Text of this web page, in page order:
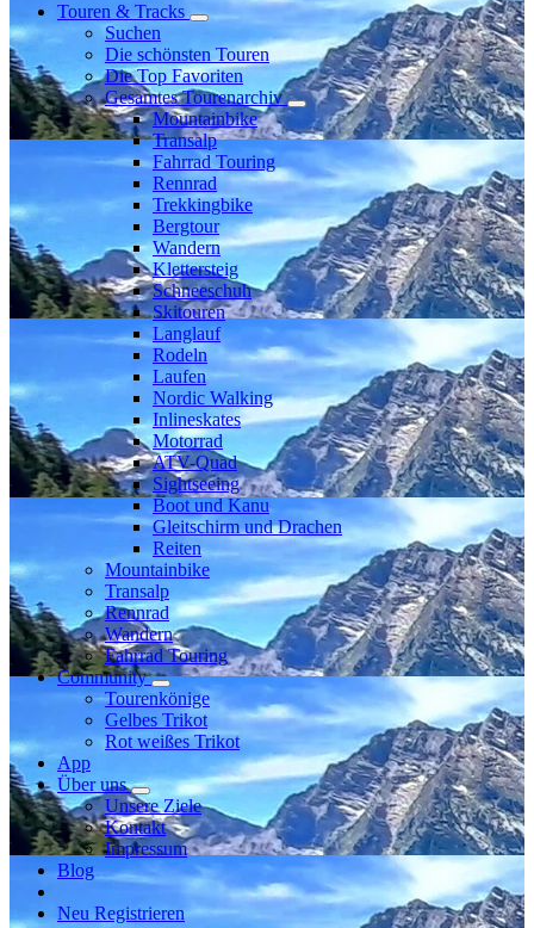
Touren & Tracks
Suchen
Die schönsten Touren
Die Top Favoriten
Gesamtes Tourenarchiv
Mountainbike
Transalp
Fahrrad Touring
Rennrad
Trekkingbike
Bergtour
Wandern
Klettersteig
Schneeschuh
Skitouren
Langlauf
Rodeln
Laufen
Nordic Walking
Inlineskates
Motorrad
ATV-Quad
Sightseeing
Boot und Kanu
Gleitschirm und Drachen
Reiten
Mountainbike
Transalp
Rennrad
Wandern
Fahrrad Touring
Community
Tourenkönige
Gelbes Trikot
Rot weißes Trikot
App
Über uns
Unsere Ziele
Kontakt
Impressum
Blog
Neu Registrieren